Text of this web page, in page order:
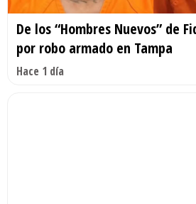
De los “Hombres Nuevos” de
por robo armado en Tampa
Hace 1 día